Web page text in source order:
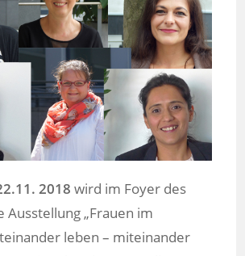
2018 wird im Foyer des
Ausstellung „Frauen im
leben – miteinander